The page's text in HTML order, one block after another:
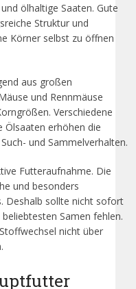
ölhaltige Saaten. Gute
Struktur und
Körner selbst zu öffnen
aus großen
und Rennmäuse
Verschiedene
Ölsaaten erhöhen die
und Sammelverhalten.
Futteraufnahme. Die
und besonders
Deshalb sollte nicht sofort
Samen fehlen.
nicht über